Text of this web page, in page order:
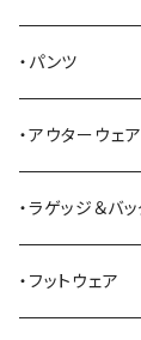
Alden
ALFONSO'S
All American
American
Tシャツ
シャツ
ベスト
セーター
・パンツ
ジーンズ
ワークパンツ
オーバーオール
・アウターウェア
コート
ジャケット
・ラゲッジ＆バ
トートバッグ
・フットウェア